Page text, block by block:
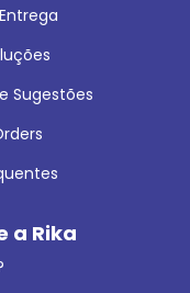
Sugestões
a Rika